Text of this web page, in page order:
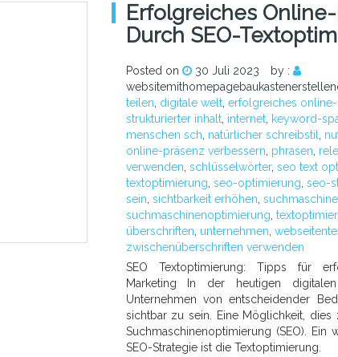
Erfolgreiches
Durch SEO-
Posted on 30 Juli 2023
by :
teilen digitale welt, erfolgreiches
strukturierter inhalt, internet, keyword-
menschen sch natürlicher schreibstil
online-präsenz verbessern phrasen
verwenden schlüsselwörter, seo text
textoptimierung seo-optimierung seo-
sein sichtbarkeit erhöhen
suchmaschinenoptimierung
überschriften unternehmen
zwischenüberschriften verwenden
SEO Textoptimierung: Tipps für
Marketing In der heutigen
Unternehmen von entscheidender
sichtbar zu sein. Eine Möglichkeit, dies
Suchmaschinenoptimierung (SEO). Ein
SEO-Strategie ist die Textoptimierung.